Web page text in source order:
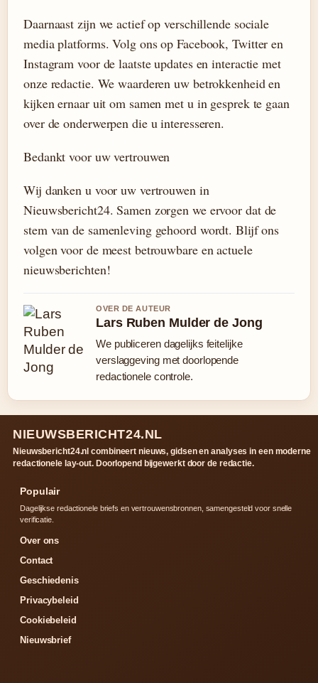
Daarnaast zijn we actief op verschillende sociale
media platforms. Volg ons op Facebook, Twitter en
Instagram voor de laatste updates en interactie met
onze redactie. We waarderen uw betrokkenheid en
kijken ernaar uit om samen met u in gesprek te gaan
over de onderwerpen die u interesseren.
Bedankt voor uw vertrouwen
Wij danken u voor uw vertrouwen in
Nieuwsbericht24. Samen zorgen we ervoor dat de
stem van de samenleving gehoord wordt. Blijf ons
volgen voor de meest betrouwbare en actuele
nieuwsberichten!
OVER DE AUTEUR
Lars Ruben Mulder de Jong
We publiceren dagelijks feitelijke
verslaggeving met doorlopende
redactionele controle.
NIEUWSBERICHT24.NL
Nieuwsbericht24.nl combineert nieuws, gidsen en analyses in een moderne
redactionele lay-out. Doorlopend bijgewerkt door de redactie.
Populair
Dagelijkse redactionele briefs en vertrouwensbronnen, samengesteld voor snelle
verificatie.
Over ons
Contact
Geschiedenis
Privacybeleid
Cookiebeleid
Nieuwsbrief